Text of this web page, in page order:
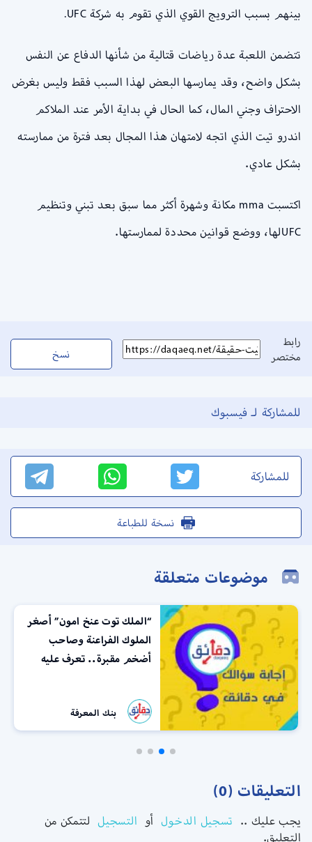
بينهم بسبب الترويج القوي الذي تقوم به شركة UFC.
تتضمن اللعبة عدة رياضات قتالية من شأنها الدفاع عن النفس
بشكل واضح، وقد يمارسها البعض لهذا السبب فقط وليس بغرض
الاحتراف وجني المال، كما الحال في بداية الأمر عند الملاكم
اندرو تيت الذي اتجه لامتهان هذا المجال بعد فترة من ممارسته
بشكل عادي.
اكتسبت mma مكانة وشهرة أكثر مما سبق بعد تبني وتنظيم
UFCلها، ووضع قوانين محددة لممارستها.
رابط
مختصر
نسخ
للمشاركة لـ فيسبوك
للمشاركة
نسخة للطباعة
موضوعات متعلقة
“الملك توت عنخ امون” أصغر
الملوك الفراعنة وصاحب
أضخم مقبرة.. تعرف عليه
بنك المعرفة
التعليقات (0)
يجب عليك .. تسجيل الدخول أو التسجيل لتتمكن من
التعليق.